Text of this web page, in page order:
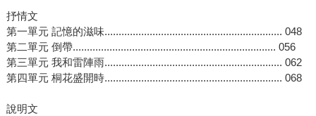
抒情文
第一單元 記憶的滋味............................................................... 048
第二單元 倒帶........................................................................ 056
第三單元 我和雷陣雨............................................................... 062
第四單元 桐花盛開時............................................................... 068
說明文